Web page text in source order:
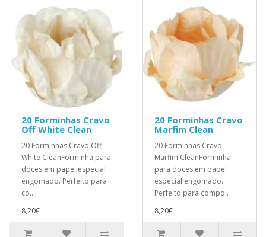
20 Forminhas Cravo
Off White Clean
20 Forminhas Cravo Off
White CleanForminha para
doces em papel especial
engomado. Perfeito para
co..
8,20€
20 Forminhas Cravo
Marfim Clean
20 Forminhas Cravo
Marfim CleanForminha
para doces em papel
especial engomado.
Perfeito para compo..
8,20€